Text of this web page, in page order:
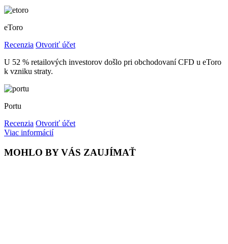
eToro
Recenzia Otvoriť účet
U 52 % retailových investorov došlo pri obchodovaní CFD u eToro
k vzniku straty.
Portu
Recenzia Otvoriť účet
Viac informácií
MOHLO BY VÁS ZAUJÍMAŤ